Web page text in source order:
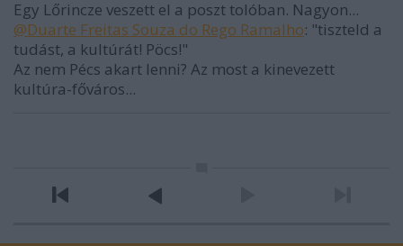
Egy Lőrincze veszett el a poszt tolóban. Nagyon...
@Duarte Freitas Souza do Rego Ramalho: "tiszteld a
tudást, a kultúrát! Pöcs!"
Az nem Pécs akart lenni? Az most a kinevezett
kultúra-főváros...